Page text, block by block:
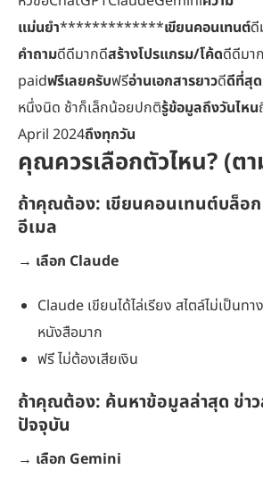
แม่นยำ*************เขียนคอนเทนต์ดี
คำถามดีดีมากดีสร้างโปรแกรม/โค้ดดีดีมา
paidฟรีเลยครับฟรีอ่านเอกสารยาวดีดีที่สุด
หนึ่งนิด ช้าก็เล็กน้อยปกติรู้ข้อมูลถึงวันไหน
April 2024ถึงทุกวัน
คุณควรเลือกตัวไหน? (ตา
ถ้าคุณต้อง: เขียนคอนเทนต์บล็อก
อีเมล
→ เลือก Claude
Claude เขียนได้ไล่เรียง สไตล์ไม่เป็นท
หนังสือมาก
ฟรี ไม่ต้องเสียเงิน
ถ้าคุณต้อง: ค้นหาข้อมูลล่าสุด ข่า
ปัจจุบัน
→ เลือก Gemini